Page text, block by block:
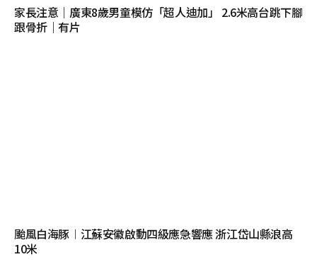
家長注意｜廣東8歲男童模仿「超人迪加」 2.6米高台跳下腳
跟骨折｜有片
颱風白海豚︱江蘇安徽啟動四級應急響應 浙江岱山縣浪高
10米